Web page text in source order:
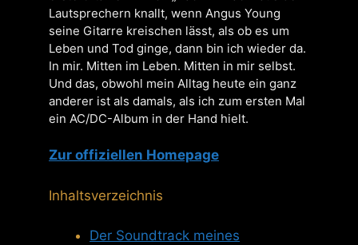
Lautsprechern knallt, wenn Angus Young
seine Gitarre kreischen lässt, als ob es um
Leben und Tod ginge, dann bin ich wieder da.
In mir. Mitten im Leben. Mitten in mir selbst.
Und das, obwohl mein Alltag heute ein ganz
anderer ist als damals, als ich zum ersten Mal
ein AC/DC-Album in der Hand hielt.
Zur offiziellen Homepage
Inhaltsverzeichnis
Der Soundtrack meines